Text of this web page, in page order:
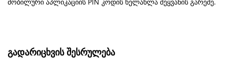
გადარიცხვის შესრულება